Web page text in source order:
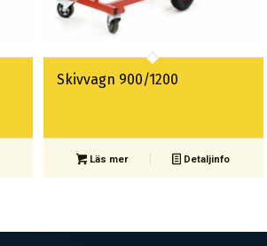
Skivvagn 900/1200
Läs mer Detaljinfo